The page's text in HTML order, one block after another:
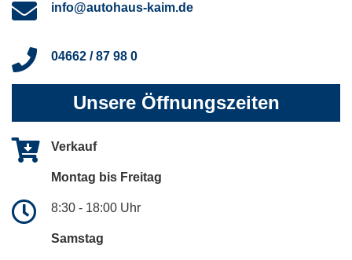
info@autohaus-kaim.de
04662 / 87 98 0
Unsere Öffnungszeiten
Verkauf
Montag bis Freitag
8:30 - 18:00 Uhr
Samstag